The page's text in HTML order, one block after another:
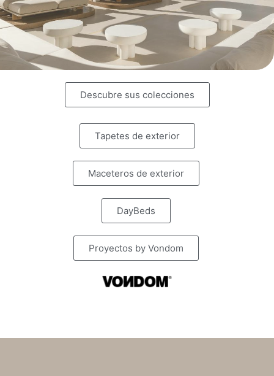
Descubre sus colecciones
Tapetes de exterior
Maceteros de exterior
DayBeds
Proyectos by Vondom